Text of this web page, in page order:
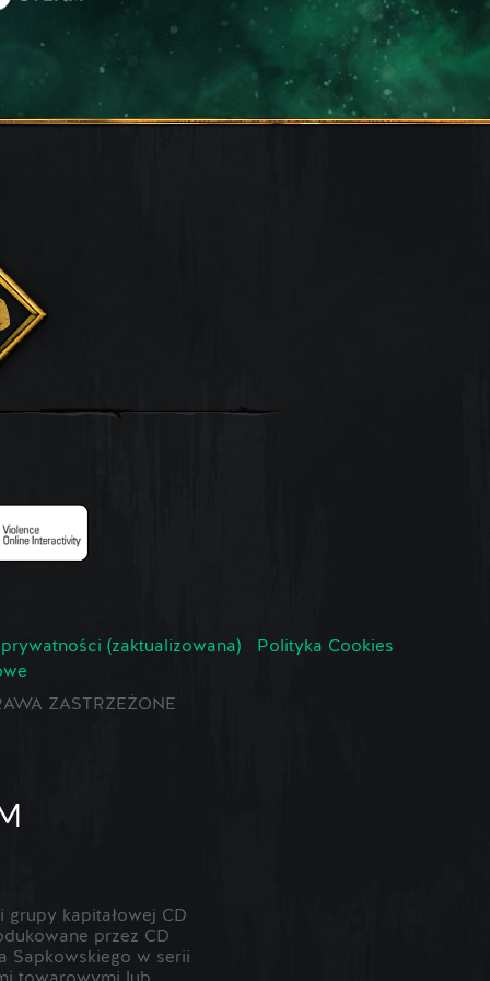
(zaktualizowana)
Polityka Cookies
ZASTRZEŻONE
kapitałowej CD
przez CD
Sapkowskiego w serii